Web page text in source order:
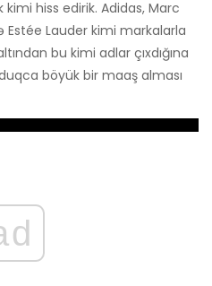
hiss edirik. Adidas, Marc
Estée Lauder kimi markalarla
bu kimi adlar çıxdığına
böyük bir maaş alması